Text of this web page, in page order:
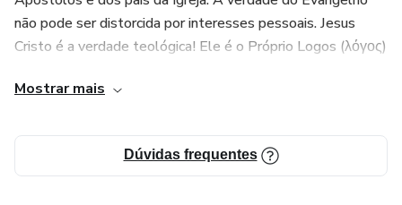
não pode ser distorcida por interesses pessoais. Jesus
Cristo é a verdade teológica! Ele é o Próprio Logos (λόγος)
anátema!
Mostrar mais
Dúvidas frequentes